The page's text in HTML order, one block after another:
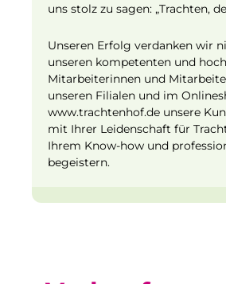
uns stolz zu sagen: „Trachten,
Unseren Erfolg verdanken wir
unseren kompetenten und
Mitarbeiterinnen und
unseren Filialen und im
www.trachtenhof.de unsere
mit Ihrer Leidenschaft für
Ihrem Know-how und
begeistern.